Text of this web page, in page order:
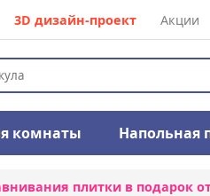
3D дизайн-проект Акции
комнаты Напольная
плиткив подарок